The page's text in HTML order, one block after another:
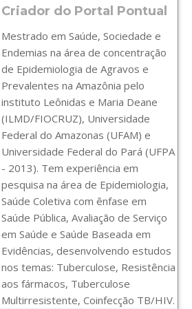
Criador do Portal Pontual
Mestrado em Saúde, Sociedade e
Endemias na área de concentração
de Epidemiologia de Agravos e
Prevalentes na Amazônia pelo
instituto Leônidas e Maria Deane
(ILMD/FIOCRUZ), Universidade
Federal do Amazonas (UFAM) e
Universidade Federal do Pará (UFPA
- 2013). Tem experiência em
pesquisa na área de Epidemiologia,
Saúde Coletiva com ênfase em
Saúde Pública, Avaliação de Serviço
em Saúde e Saúde Baseada em
Evidências, desenvolvendo estudos
nos temas: Tuberculose, Resistência
aos fármacos, Tuberculose
Multirresistente, Coinfecção TB/HIV.